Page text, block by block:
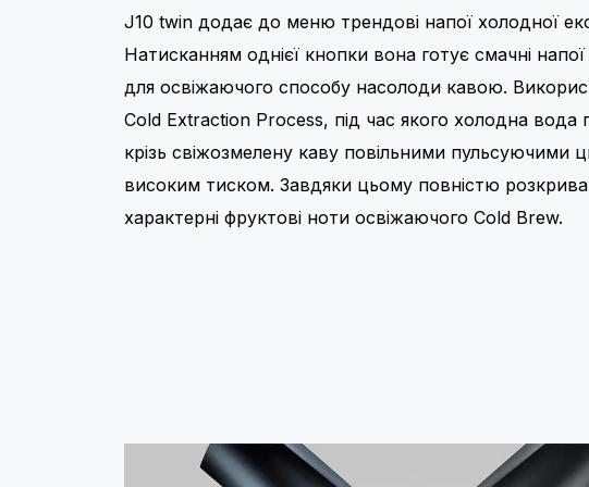
J10 twin додає до меню трендові напої холодної
Натисканням однієї кнопки вона готує смачні
для освіжаючого способу насолоди кавою.
Cold Extraction Process, під час якого холодна вода
крізь свіжозмелену каву повільними пульсуючими
високим тиском. Завдяки цьому повністю
характерні фруктові ноти освіжаючого Cold Brew.